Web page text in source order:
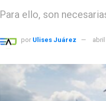
Para ello, son
por Ulises Juárez abril